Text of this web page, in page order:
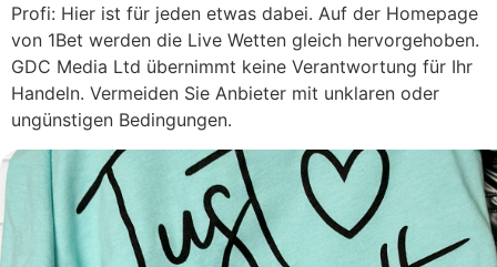
Profi: Hier ist für jeden etwas dabei. Auf der Homepage
von 1Bet werden die Live Wetten gleich hervorgehoben.
GDC Media Ltd übernimmt keine Verantwortung für Ihr
Handeln. Vermeiden Sie Anbieter mit unklaren oder
ungünstigen Bedingungen.